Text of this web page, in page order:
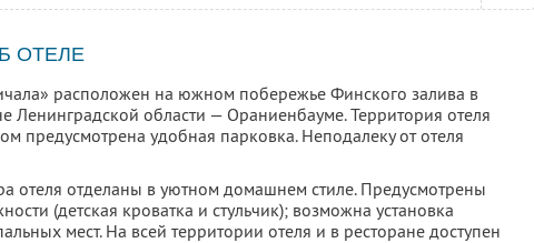
ОТЕЛЕ
расположен на южном побережье Финского залива в
Ленинградской области — Ораниенбауме. Территория отеля
предусмотрена удобная парковка. Неподалеку от отеля
отеля отделаны в уютном домашнем стиле. Предусмотрены
(детская кроватка и стульчик); возможна установка
мест. На всей территории отеля и в ресторане доступен